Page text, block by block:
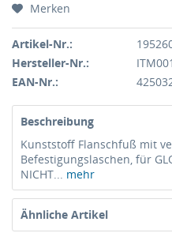
Merken
Artikel-Nr.:
Hersteller-Nr.:
ITM001
EAN-Nr.:
Beschreibung
Kunststoff Flanschfuß mit
Befestigungslaschen, für
NICHT... mehr
Ähnliche Artikel